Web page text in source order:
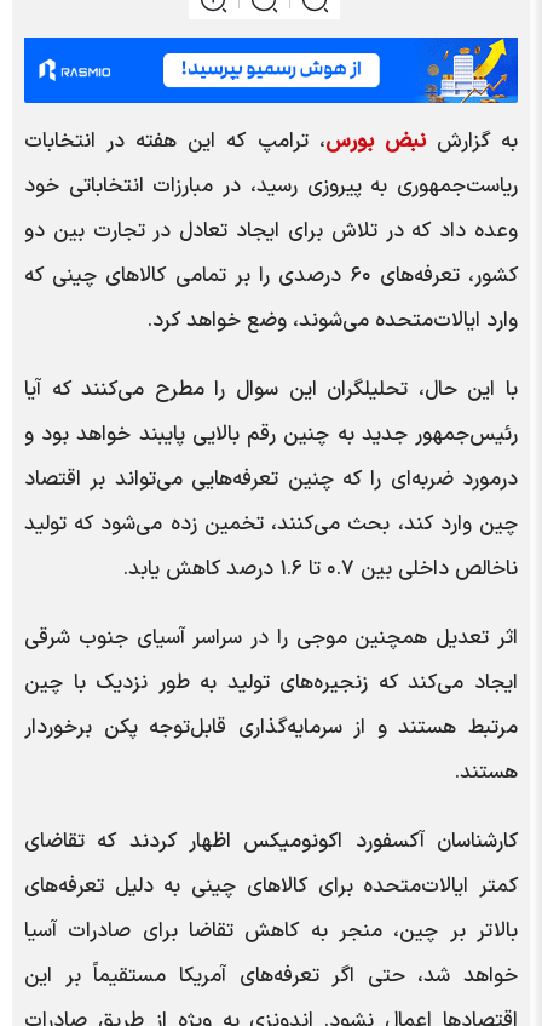
به گزارشنبض بورس، ترامپ که این هفته در انتخابات
ریاست‌جمهوری به پیروزی رسید، در مبارزات انتخاباتی خود
وعده داد که در تلاش برای ایجاد تعادل در تجارت بین دو
کشور، تعرفه‌های ۶۰ درصدی را بر تمامی کالاهای چینی که
وارد ایالات‌متحده می‌شوند، وضع خواهد کرد.
با این حال، تحلیلگران این سوال را مطرح می‌کنند که آیا
رئیس‌جمهور جدید به چنین رقم بالایی پایبند خواهد بود و
درمورد ضربه‌ای را که چنین تعرفه‌هایی می‌تواند بر اقتصاد
چین وارد کند، بحث می‌کنند، تخمین زده می‌شود که تولید
ناخالص داخلی بین ۰.۷ تا ۱.۶ درصد کاهش یابد.
اثر تعدیل همچنین موجی را در سراسر آسیای جنوب شرقی
ایجاد می‌کند که زنجیره‌های تولید به طور نزدیک با چین
مرتبط هستند و از سرمایه‌گذاری قابل‌توجه پکن برخوردار
هستند.
کارشناسان آکسفورد اکونومیکس اظهار کردند که تقاضای
کمتر ایالات‌متحده برای کالاهای چینی به دلیل تعرفه‌های
بالاتر بر چین، منجر به کاهش تقاضا برای صادرات آسیا
خواهد شد، حتی اگر تعرفه‌های آمریکا مستقیماً بر این